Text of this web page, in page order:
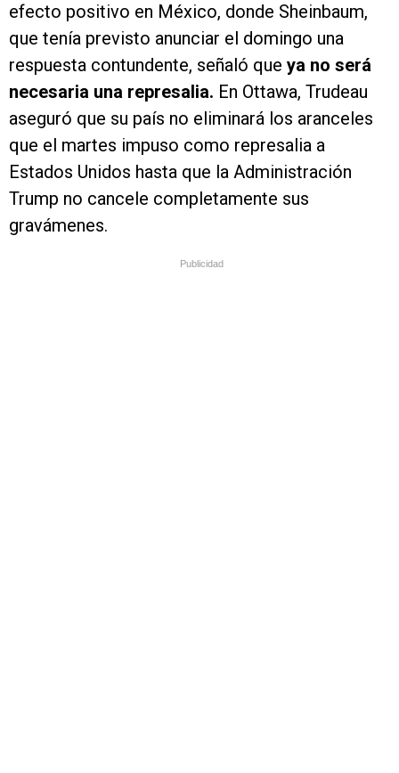
efecto positivo en México, donde Sheinbaum,
que tenía previsto anunciar el domingo una
respuesta contundente, señaló que ya no será
necesaria una represalia. En Ottawa, Trudeau
aseguró que su país no eliminará los aranceles
que el martes impuso como represalia a
Estados Unidos hasta que la Administración
Trump no cancele completamente sus
gravámenes.
Publicidad